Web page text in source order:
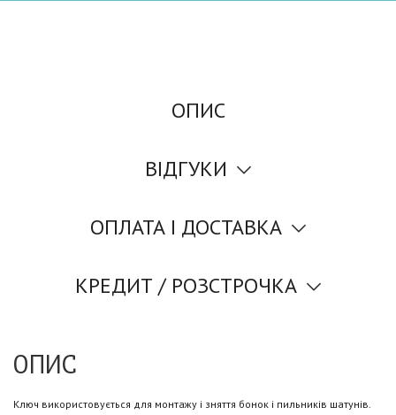
ОПИС
ВІДГУКИ
ОПЛАТА І ДОСТАВКА
КРЕДИТ / РОЗСТРОЧКА
ОПИС
Ключ використовується для монтажу і зняття бонок і пильників шатунів.